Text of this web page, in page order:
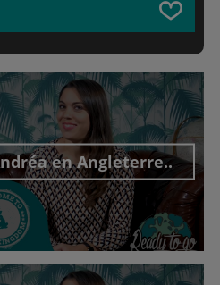
en Angleterre..